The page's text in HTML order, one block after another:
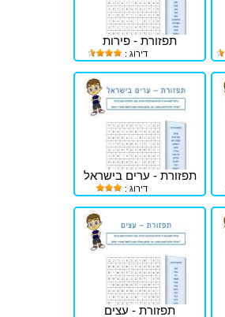
תפזורת - פירות
דירוג :
תפזורת - ערים בישראל
דירוג :
תפזורת - עצים